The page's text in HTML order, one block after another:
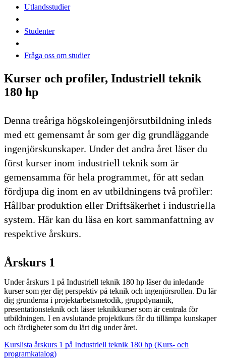
Utlandsstudier
Studenter
Fråga oss om studier
Kurser och profiler, Industriell teknik
180 hp
Denna treåriga högskoleingenjörsutbildning inleds
med ett gemensamt år som ger dig grundläggande
ingenjörskunskaper. Under det andra året läser du
först kurser inom industriell teknik som är
gemensamma för hela programmet, för att sedan
fördjupa dig inom en av utbildningens två profiler:
Hållbar produktion eller Driftsäkerhet i industriella
system. Här kan du läsa en kort sammanfattning av
respektive årskurs.
Årskurs 1
Under årskurs 1 på Industriell teknik 180 hp läser du inledande
kurser som ger dig perspektiv på teknik och ingenjörsrollen. Du lär
dig grunderna i projektarbetsmetodik, gruppdynamik,
presentationsteknik och läser teknikkurser som är centrala för
utbildningen. I en avslutande projektkurs får du tillämpa kunskaper
och färdigheter som du lärt dig under året.
Kurslista årskurs 1 på Industriell teknik 180 hp (Kurs- och
programkatalog)